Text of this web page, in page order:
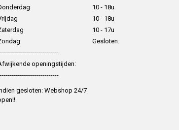
10 - 18u
10 - 18u
10 - 17u
Gesloten.
openingstijden:
gesloten: Webshop 24/7